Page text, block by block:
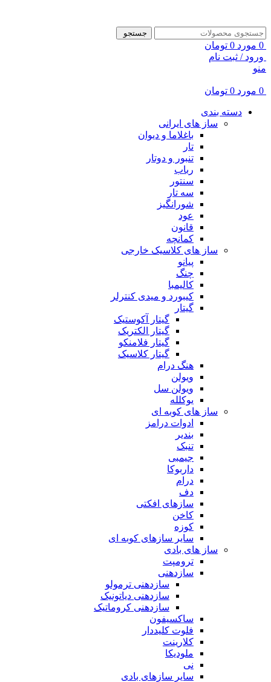
جستجو
0 مورد 0 تومان
ورود / ثبت نام
منو
0 مورد 0 تومان
دسته بندی
ساز های ایرانی
باغلاما و دیوان
تار
تنبور و دوتار
رباب
سنتور
سه تار
شورانگیز
عود
قانون
کمانچه
ساز های کلاسیک خارجی
پیانو
چنگ
کالیمبا
کیبورد و میدی کنترلر
گیتار
گیتار آکوستیک
گیتار الکتریک
گیتار فلامنکو
گیتار کلاسیک
هنگ درام
ویولن
ویولن سل
یوکلله
ساز های کوبه ای
ادوات درامز
بندیر
تنبک
جیمبی
داربوکا
درام
دف
سازهای افکتی
کاخن
کوزه
سایر سازهای کوبه ای
ساز های بادی
ترومپت
سازدهنی
سازدهنی ترمولو
سازدهنی دیاتونیک
سازدهنی کروماتیک
ساکسیفون
فلوت کلیددار
کلارینت
ملودیکا
نی
سایر سازهای بادی